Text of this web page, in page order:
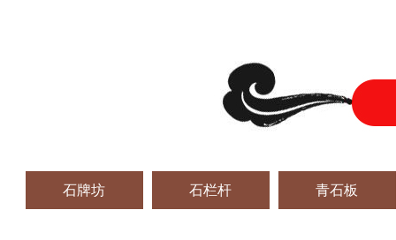
石牌坊 石栏杆 青石板